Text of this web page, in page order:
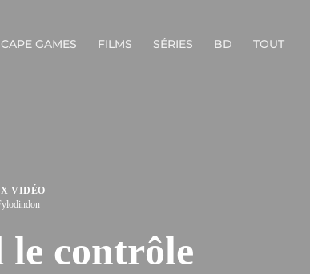
GAMES FILMS SÉRIES BD TOUT
VIDÉO
le contrôle